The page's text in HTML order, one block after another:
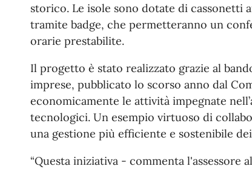
storico. Le isole sono dotate di cassonetti
tramite badge, che permetteranno un
orarie prestabilite.
Il progetto è stato realizzato grazie al
imprese, pubblicato lo scorso anno dal
economicamente le attività impegnate
tecnologici. Un esempio virtuoso di
una gestione più efficiente e sostenibile
“Questa iniziativa - commenta